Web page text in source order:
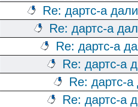
Re: дартс-а
Re: дартс-а
Re: дартс-а
Re: дартс-а
Re: дартс-
Re: дартс-а